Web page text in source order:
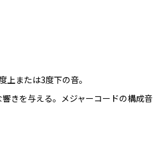
上または3度下の音。
響きを与える。メジャーコードの構成音